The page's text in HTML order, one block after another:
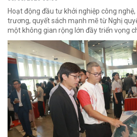
Hoạt động đầu tư khởi nghiệp công
trương, quyết sách mạnh mẽ từ Nghị
một không gian rộng lớn đầy triển vọng